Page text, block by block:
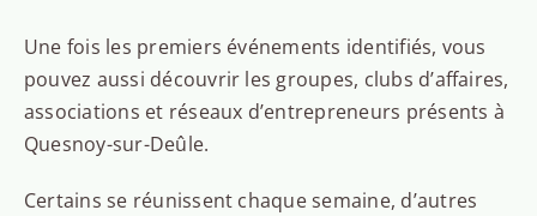
Une fois les premiers événements identifiés, vous
pouvez aussi découvrir les groupes, clubs d’affaires,
associations et réseaux d’entrepreneurs présents à
Quesnoy-sur-Deûle.
Certains se réunissent chaque semaine, d’autres